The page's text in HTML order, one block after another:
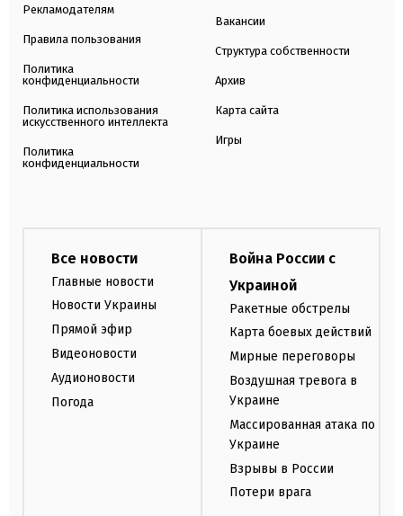
Рекламодателям
Правила пользования
Политика
конфиденциальности
Политика использования
искусственного интеллекта
Политика
конфиденциальности
Вакансии
Структура собственности
Архив
Карта сайта
Игры
Все новости
Главные новости
Новости Украины
Прямой эфир
Видеоновости
Аудионовости
Погода
Война России с
Украиной
Ракетные обстрелы
Карта боевых действий
Мирные переговоры
Воздушная тревога в
Украине
Массированная атака по
Украине
Взрывы в России
Потери врага